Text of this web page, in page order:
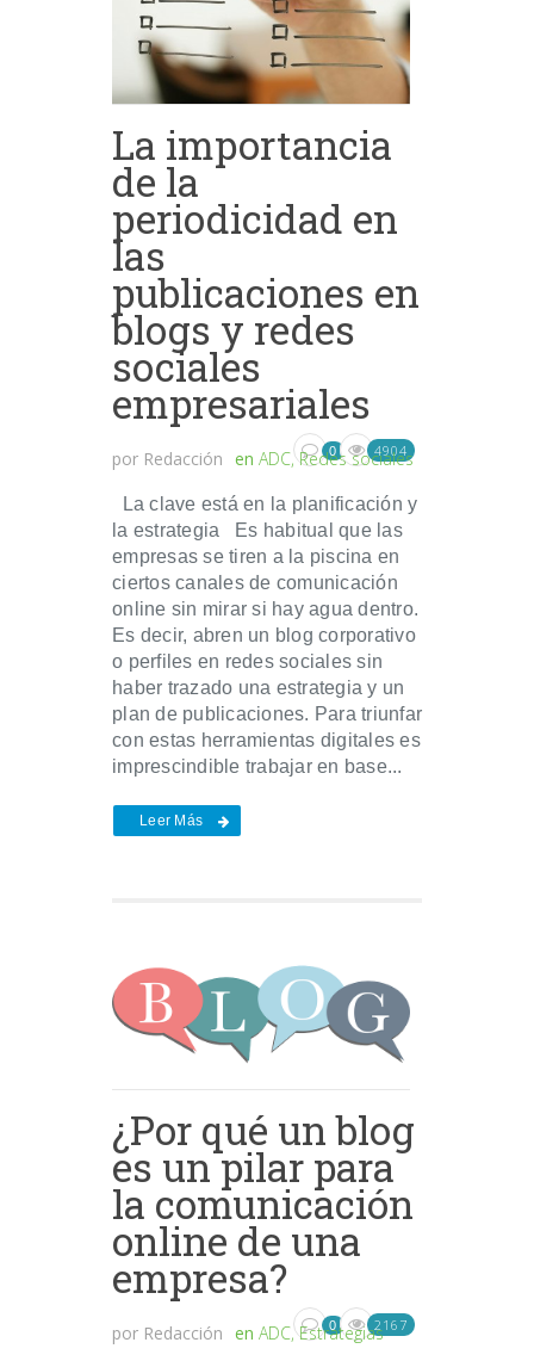
La importancia
de la
periodicidad en
las
publicaciones en
blogs y redes
sociales
empresariales
por Redacción en ADC,Redes sociales
0 4904
La clave está en la planificación y
la estrategia Es habitual que las
empresas se tiren a la piscina en
ciertos canales de comunicación
online sin mirar si hay agua dentro.
Es decir, abren un blog corporativo
o perfiles en redes sociales sin
haber trazado una estrategia y un
plan de publicaciones. Para triunfar
con estas herramientas digitales es
imprescindible trabajar en base...
Leer Más
¿Por qué un blog
es un pilar para
la comunicación
online de una
empresa?
por Redacción en ADC,Estrategias
0 2167